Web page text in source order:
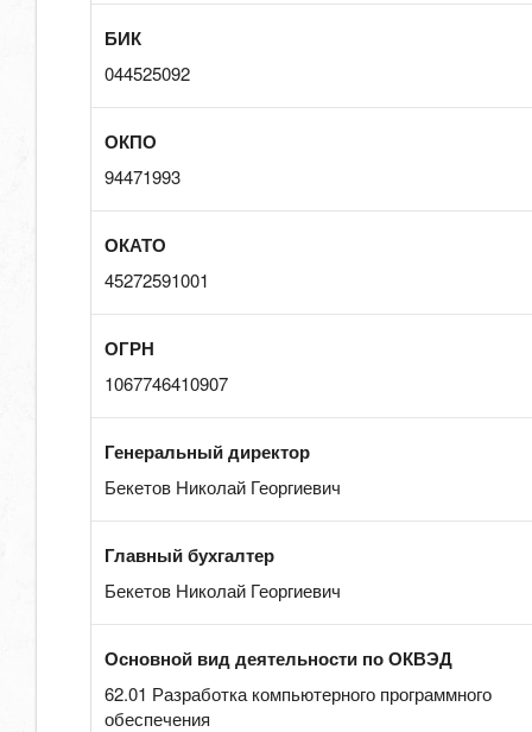
БИК
044525092
ОКПО
94471993
ОКАТО
45272591001
ОГРН
1067746410907
Генеральный директор
Бекетов Николай Георгиевич
Главный бухгалтер
Бекетов Николай Георгиевич
Основной вид деятельности по ОКВЭД
62.01 Разработка компьютерного программного
обеспечения